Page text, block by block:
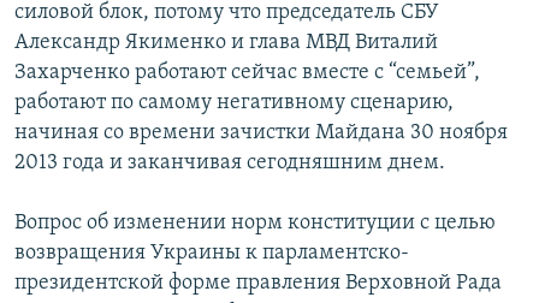
силовой блок, потому что председатель СБУ
Александр Якименко и глава МВД Виталий
Захарченко работают сейчас вместе с “семьей”,
работают по самому негативному сценарию,
начиная со времени зачистки Майдана 30 ноября
2013 года и заканчивая сегодняшним днем.
Вопрос об изменении норм конституции с целью
возвращения Украины к парламентско-
президентской форме правления Верховной Рада